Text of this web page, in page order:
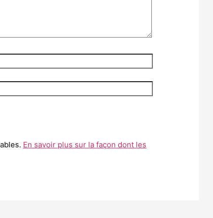
En savoir plus sur la façon dont les